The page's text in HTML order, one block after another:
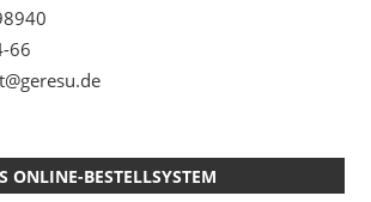
66
ONLINE-BESTELLSYSTEM